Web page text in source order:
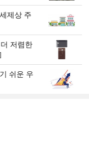
제상 주
저렴한
쉬운 우